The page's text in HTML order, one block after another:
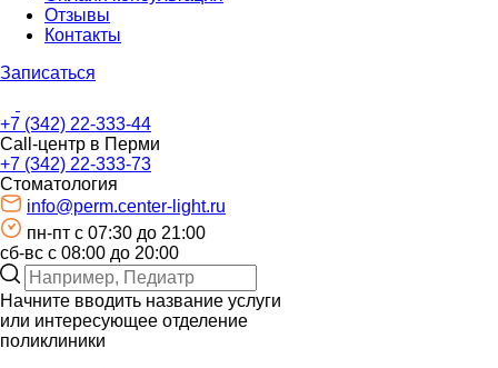
Отзывы
Контакты
Записаться
+7 (342) 22-333-44
Call-центр в Перми
+7 (342) 22-333-73
Стоматология
info@perm.center-light.ru
пн-пт c 07:30 до 21:00
сб-вс с 08:00 до 20:00
Начните вводить название услуги
или интересующее отделение
поликлиники